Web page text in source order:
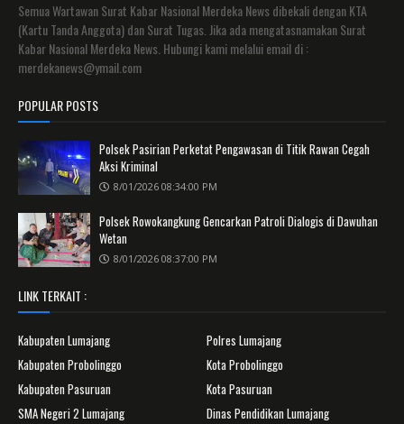
Semua Wartawan Surat Kabar Nasional Merdeka News dibekali dengan KTA
(Kartu Tanda Anggota) dan Surat Tugas. Jika ada mengatasnamakan Surat
Kabar Nasional Merdeka News. Hubungi kami melalui email di :
merdekanews@ymail.com
POPULAR POSTS
Polsek Pasirian Perketat Pengawasan di Titik Rawan Cegah
Aksi Kriminal
8/01/2026 08:34:00 PM
Polsek Rowokangkung Gencarkan Patroli Dialogis di Dawuhan
Wetan
8/01/2026 08:37:00 PM
LINK TERKAIT :
Kabupaten Lumajang
Polres Lumajang
Kabupaten Probolinggo
Kota Probolinggo
Kabupaten Pasuruan
Kota Pasuruan
SMA Negeri 2 Lumajang
Dinas Pendidikan Lumajang